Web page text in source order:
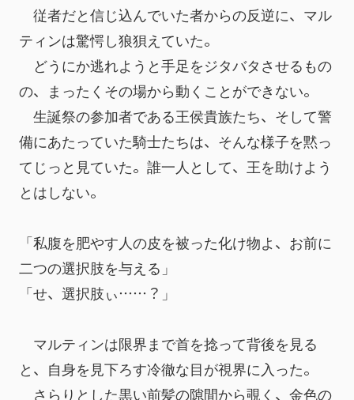
従者だと信じ込んでいた者からの反逆に、マル
ティンは驚愕し狼狽えていた。
どうにか逃れようと手足をジタバタさせるもの
の、まったくその場から動くことができない。
生誕祭の参加者である王侯貴族たち、そして警
備にあたっていた騎士たちは、そんな様子を黙っ
てじっと見ていた。誰一人として、王を助けよう
とはしない。
「私腹を肥やす人の皮を被った化け物よ、お前に
二つの選択肢を与える」
「せ、選択肢ぃ……？」
マルティンは限界まで首を捻って背後を見る
と、自身を見下ろす冷徹な目が視界に入った。
さらりとした黒い前髪の隙間から覗く、金色の